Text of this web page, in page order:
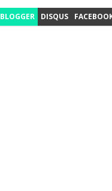
BLOGGER DISQUS